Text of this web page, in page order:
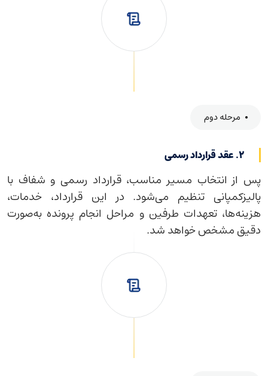
۲. عقد قرارداد رسمی
پس از انتخاب مسیر مناسب، قرارداد رسمی و شفاف با
پالیزکمپانی تنظیم می‌شود. در این قرارداد، خدمات،
هزینه‌ها، تعهدات طرفین و مراحل انجام پرونده به‌صورت
دقیق مشخص خواهد شد.
مرحله دوم